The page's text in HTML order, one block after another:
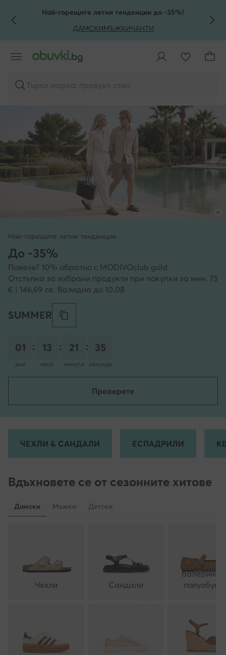
КЪМ ОСНОВНОТО СЪДЪРЖАНИЕ
КЪМ ТЪРСЕНЕНай-горещите летни тенденции до -35%!
ДАМСКИМЪЖКИЧАНТИ
Търси марка, продукт, стил
Най-горещите летни тенденции
До -35%
Повече? 10% обратно с MODIVOclub gold
Отстъпка за избрани продукти при покупки за мин. 75
€ | 146,69 лв. Валидна до 10.08
SUMMER
01
дни
: 13
часа
: 21
минути
: 34
секунди
Проверете
ЧЕХЛИ & САНДАЛИ ЕСПАДРИЛИ
Вдъхновете се от сезонните хитове
Дамски Мъжки Детски
Чехли Сандали
балеринки